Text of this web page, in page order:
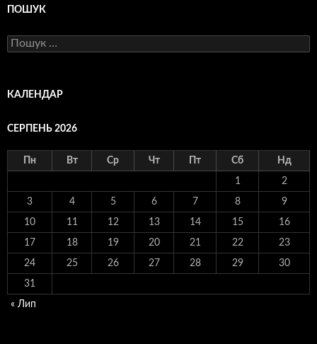
ПОШУК
Пошук:
КАЛЕНДАР
СЕРПЕНЬ 2026
Пн Вт Ср Чт Пт Сб Нд
1 2
3 4 5 6 7 8 9
10 11 12 13 14 15 16
17 18 19 20 21 22 23
24 25 26 27 28 29 30
31
« Лип